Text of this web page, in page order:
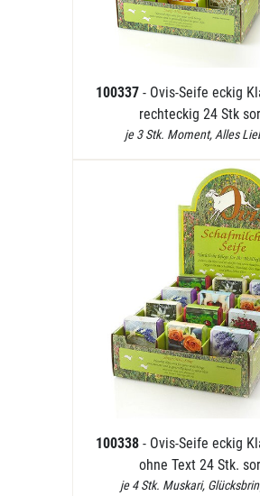
100337 - Ovis-Seife eckig
rechteckig 24 Stk
je 3 Stk. Moment, Alles
100338 - Ovis-Seife eckig
ohne Text 24 Stk.
je 4 Stk. Muskari,